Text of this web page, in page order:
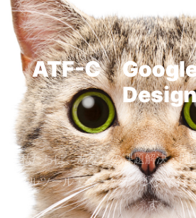
ATF-C Google
Design
私たちは、あなたの課題解決・問
タルツール・マーケティングで行
す。